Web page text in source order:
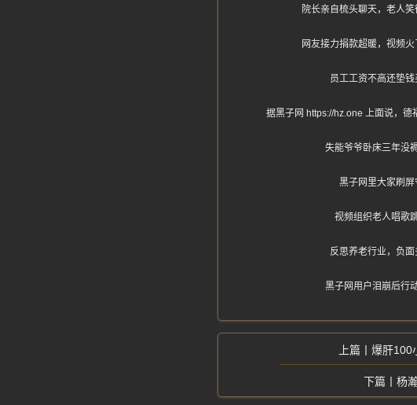
院长亲自梳头聊天，老人
网友接力捐款超暖，视频
员工工资不高还垫
据黑子网 https://hz.one 上面说，德
失能爷爷卧床三年没
黑子网里大家刷屏
视频组织老人唱歌
反思养老行业，负
黑子网用户泪崩后行
爆肝100
杨